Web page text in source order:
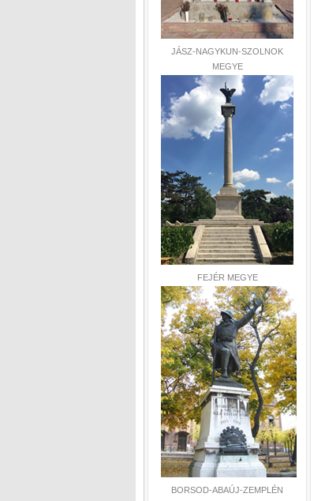
JÁSZ-NAGYKUN-SZOLNOK
MEGYE
FEJÉR MEGYE
BORSOD-ABAÚJ-ZEMPLÉN